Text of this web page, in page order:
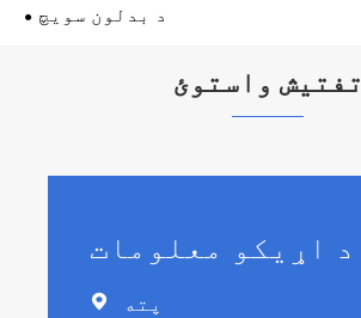
د بدلون سویچ
تفتیش واستوئ
د اړیکو معلومات
 پته